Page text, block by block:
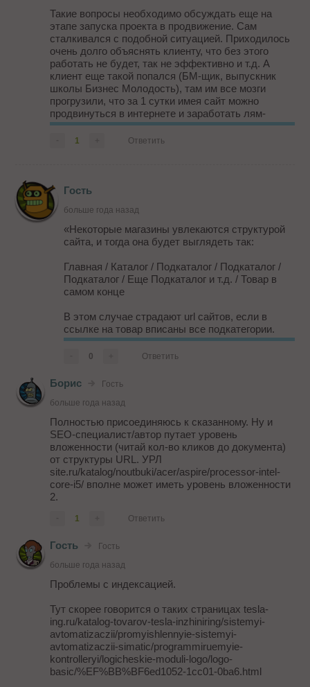
Такие вопросы необходимо обсуждать еще на
этапе запуска проекта в продвижение. Сам
сталкивался с подобной ситуацией. Приходилось
очень долго объяснять клиенту, что без этого
работать не будет, так не эффективно и т.д. А
клиент еще такой попался (БМ-щик, выпускник
школы Бизнес Молодость), там им все мозги
прогрузили, что за 1 сутки имея сайт можно
продвинуться в интернете и заработать лям-
другой. Он мне сначала вообще сказал: "Мне не
важно, как Вы это будете делать и что именно
1 Ответить
Гость
больше года назад
«Некоторые магазины увлекаются структурой
сайта, и тогда она будет выглядеть так:
Главная / Каталог / Подкаталог / Подкаталог /
Подкаталог / Еще Подкаталог и т.д. / Товар в
самом конце
В этом случае страдают url сайтов, если в
ссылке на товар вписаны все подкатегории.
Посетители вашего магазина, которым, чтобы
добраться до нужного товара, предстоит
единицы.
А также такая структура сайта не позволит вам
0 Ответить
Борис
Гость
больше года назад
Полностью присоединяюсь к сказанному. Ну и
SEO-специалист/автор путает уровень
вложенности (читай кол-во кликов до документа)
от структуры URL. УРЛ
site.ru/katalog/noutbuki/acer/aspire/processor-intel-
core-i5/ вполне может иметь уровень вложенности
2.
1 Ответить
Гость
Гость
больше года назад
Проблемы с индексацией.
Тут скорее говорится о таких страницах tesla-
ing.ru/katalog-tovarov-tesla-inzhiniring/sistemyi-
avtomatizaczii/promyishlennyie-sistemyi-
avtomatizaczii-simatic/programmiruemyie-
kontrolleryi/logicheskie-moduli-logo/logo-
basic/%EF%BB%BF6ed1052-1cc01-0ba6.html